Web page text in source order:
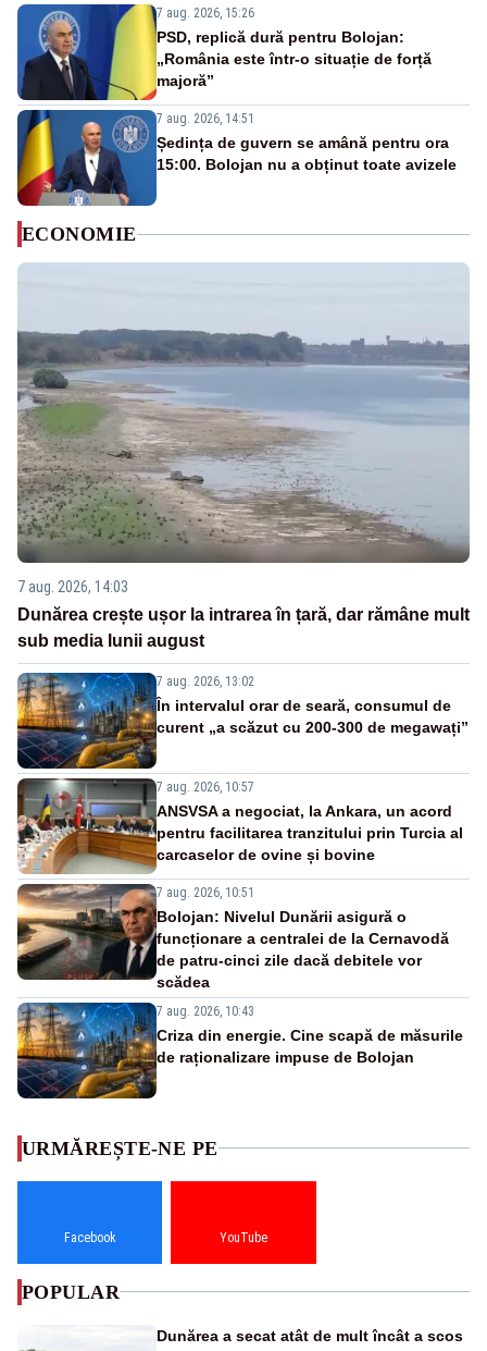
7 aug. 2026, 15:26
PSD, replică dură pentru Bolojan:
„România este într-o situație de forță
majoră”
7 aug. 2026, 14:51
Ședința de guvern se amână pentru ora
15:00. Bolojan nu a obținut toate avizele
ECONOMIE
7 aug. 2026, 14:03
Dunărea crește ușor la intrarea în țară, dar rămâne mult
sub media lunii august
7 aug. 2026, 13:02
În intervalul orar de seară, consumul de
curent „a scăzut cu 200-300 de megawați”
7 aug. 2026, 10:57
ANSVSA a negociat, la Ankara, un acord
pentru facilitarea tranzitului prin Turcia al
carcaselor de ovine și bovine
7 aug. 2026, 10:51
Bolojan: Nivelul Dunării asigură o
funcționare a centralei de la Cernavodă
de patru-cinci zile dacă debitele vor
scădea
7 aug. 2026, 10:43
Criza din energie. Cine scapă de măsurile
de raționalizare impuse de Bolojan
URMĂREȘTE-NE PE
Facebook YouTube
POPULAR
Dunărea a secat atât de mult încât a scos